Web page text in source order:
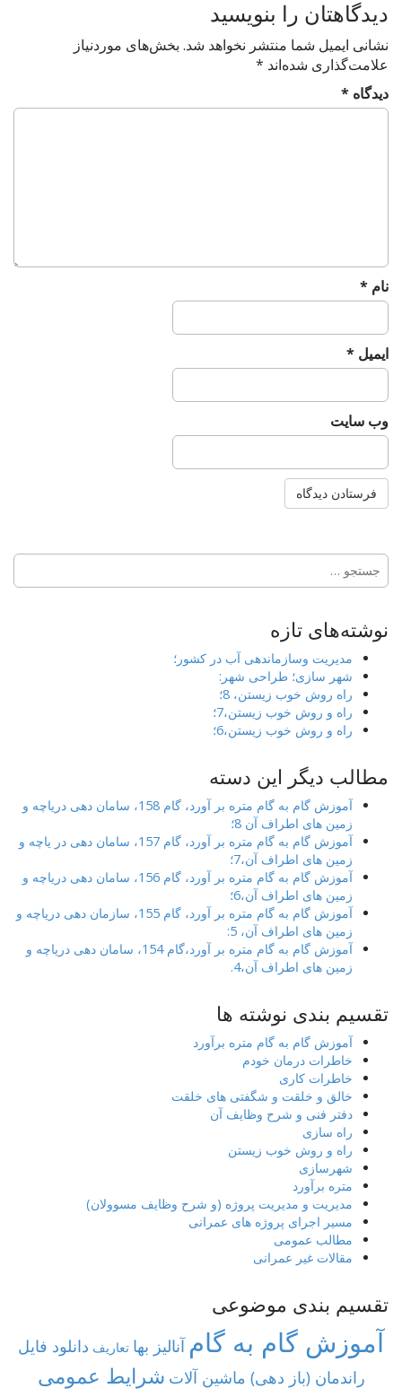
t
i
o
n
دیدگاهتان را بنویسید
نشانی ایمیل شما منتشر نخواهد شد. بخش‌های موردنیاز
علامت‌گذاری شده‌اند *
دیدگاه *
نام *
ایمیل *
وب‌ سایت
جستجو
برای:
نوشته‌های تازه
مدیریت وسازماندهی آب در کشور؛
شهر سازی؛ طراحی شهر:
راه روش خوب زیستن، 8؛
راه و روش خوب زیستن،7؛
راه و روش خوب زیستن،6؛
مطالب دیگر این دسته
آموزش گام به گام متره بر آورد، گام 158، سامان دهی دریاچه و
زمین های اطراف آن 8؛
آموزش گام به گام متره بر آورد، گام 157، سامان دهی در یاچه و
زمین های اطراف آن،7؛
آموزش گام به گام متره بر آورد، گام 156، سامان دهی دریاچه و
زمین های اطراف آن،6؛
آموزش گام به گام متره بر آورد، گام 155، سازمان دهی دریاچه و
زمین های اطراف آن، 5:
آموزش گام به گام متره بر آورد،گام 154، سامان دهی دریاچه و
زمین های اطراف آن،4.
تقسیم بندی نوشته ها
آموزش گام به گام متره برآورد
خاطرات درمان خودم
خاطرات کاری
خالق و خلقت و شگفتی های خلقت
دفتر فنی و شرح وظایف آن
راه سازی
راه و روش خوب زیستن
شهرسازی
متره برآورد
مدیریت و مدیریت پروژه (و شرح وظایف مسوولان)
مسیر اجرای پروژه های عمرانی
مطالب عمومی
مقالات غیر عمرانی
تقسیم بندی موضوعی
آموزش گام به گام آنالیز بها تعاریف دانلود فایل
راندمان (باز دهی) ماشین آلات شرایط عمومی